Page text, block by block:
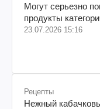
Могут серьезно
продукты
23.07.2026 15:16
Рецепты
Нежный